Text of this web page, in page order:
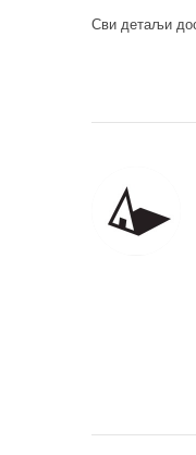
Сви детаљи